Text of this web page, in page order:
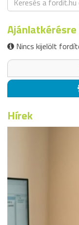
Nincs kijelölt
Hírek